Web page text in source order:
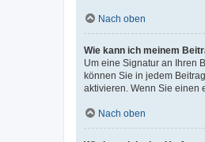
Nach oben
Wie kann ich meinem
Um eine Signatur an Ihren
können Sie in jedem
aktivieren. Wenn Sie einen
Nach oben